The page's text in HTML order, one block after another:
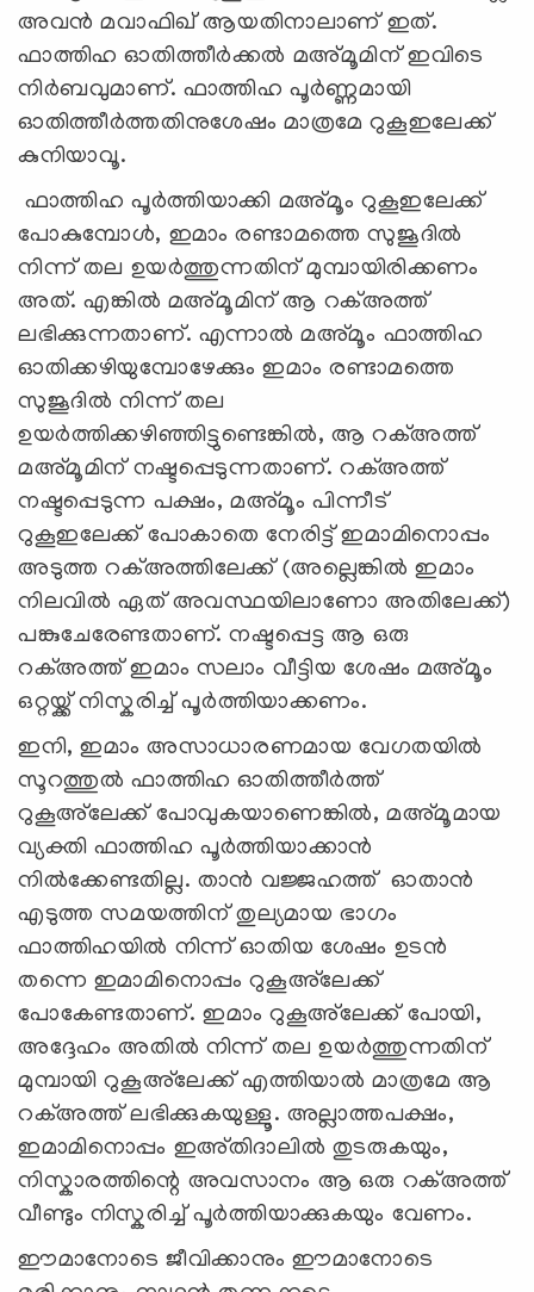
അവൻ മവാഫിഖ് ആയതിനാലാണ് ഇത്.
ഫാത്തിഹ ഓതിത്തീർക്കൽ മഅ്മൂമിന് ഇവിടെ
നിർബവുമാണ്. ഫാത്തിഹ പൂർണ്ണമായി
ഓതിത്തീർത്തതിനുശേഷം മാത്രമേ റുകൂഇലേക്ക്
കുനിയാവൂ.
ഫാത്തിഹ പൂർത്തിയാക്കി മഅ്മൂം റുകൂഇലേക്ക്
പോകുമ്പോൾ, ഇമാം രണ്ടാമത്തെ സുജൂദിൽ
നിന്ന് തല ഉയർത്തുന്നതിന് മുമ്പായിരിക്കണം
അത്. എങ്കിൽ മഅ്മൂമിന് ആ റക്അത്ത്
ലഭിക്കുന്നതാണ്. എന്നാൽ മഅ്മൂം ഫാത്തിഹ
ഓതിക്കഴിയുമ്പോഴേക്കും ഇമാം രണ്ടാമത്തെ
സുജൂദിൽ നിന്ന് തല
ഉയർത്തിക്കഴിഞ്ഞിട്ടുണ്ടെങ്കിൽ, ആ റക്അത്ത്
മഅ്മൂമിന് നഷ്ടപ്പെടുന്നതാണ്. റക്അത്ത്
നഷ്ടപ്പെടുന്ന പക്ഷം, മഅ്മൂം പിന്നീട്
റുകൂഇലേക്ക് പോകാതെ നേരിട്ട് ഇമാമിനൊപ്പം
അടുത്ത റക്അത്തിലേക്ക് (അല്ലെങ്കിൽ ഇമാം
നിലവിൽ ഏത് അവസ്ഥയിലാണോ അതിലേക്ക്)
പങ്കുചേരേണ്ടതാണ്. നഷ്ടപ്പെട്ട ആ ഒരു
റക്അത്ത് ഇമാം സലാം വീട്ടിയ ശേഷം മഅ്മൂം
ഒറ്റയ്ക്ക് നിസ്കരിച്ച് പൂർത്തിയാക്കണം.
ഇനി, ഇമാം അസാധാരണമായ വേഗതയിൽ
സൂറത്തുൽ ഫാത്തിഹ ഓതിത്തീർത്ത്
റുകൂഅ്‌ലേക്ക് പോവുകയാണെങ്കിൽ, മഅ്മൂമായ
വ്യക്തി ഫാത്തിഹ പൂർത്തിയാക്കാൻ
നിൽക്കേണ്ടതില്ല. താൻ വജ്ജഹത്ത് ഓതാൻ
എടുത്ത സമയത്തിന് തുല്യമായ ഭാഗം
ഫാത്തിഹയിൽ നിന്ന് ഓതിയ ശേഷം ഉടൻ
തന്നെ ഇമാമിനൊപ്പം റുകൂഅ്‌ലേക്ക്
പോകേണ്ടതാണ്. ഇമാം റുകൂഅ്‌ലേക്ക് പോയി,
അദ്ദേഹം അതിൽ നിന്ന് തല ഉയർത്തുന്നതിന്
മുമ്പായി റുകൂഅ്‌ലേക്ക് എത്തിയാൽ മാത്രമേ ആ
റക്അത്ത് ലഭിക്കുകയുള്ളൂ. അല്ലാത്തപക്ഷം,
ഇമാമിനൊപ്പം ഇഅ്തിദാലിൽ തുടരുകയും,
നിസ്കാരത്തിന്റെ അവസാനം ആ ഒരു റക്അത്ത്
വീണ്ടും നിസ്കരിച്ച് പൂർത്തിയാക്കുകയും വേണം.
ഈമാനോടെ ജീവിക്കാനും ഈമാനോടെ